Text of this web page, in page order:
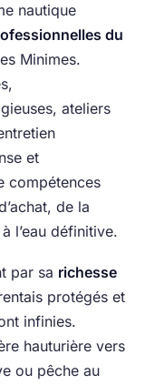
nautique
du
Minimes.
ateliers
et
compétences
de la
l’eau définitive.
par sa richesse
protégés et
infinies.
hauturière vers
ou pêche au